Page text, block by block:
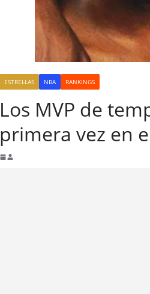
ESTRELLAS NBA RANKINGS
Los MVP de
primera vez en